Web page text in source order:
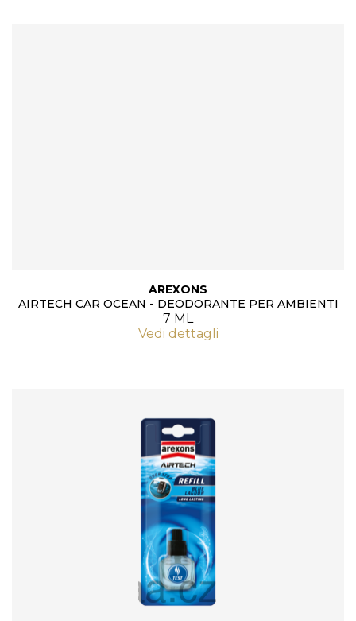
AREXONS
AIRTECH CAR OCEAN - DEODORANTE PER AMBIENTI
7 ML
Vedi dettagli